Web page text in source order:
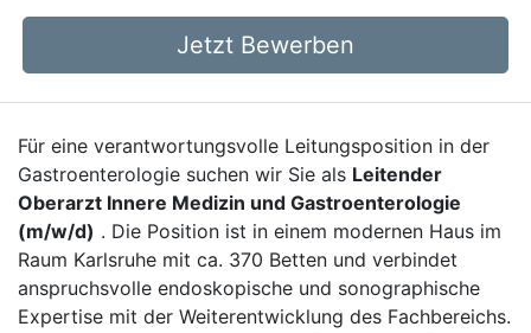
Jetzt Bewerben
Für eine verantwortungsvolle Leitungsposition in der
Gastroenterologie suchen wir Sie als Leitender
Oberarzt Innere Medizin und Gastroenterologie
(m/w/d) . Die Position ist in einem modernen Haus im
Raum Karlsruhe mit ca. 370 Betten und verbindet
anspruchsvolle endoskopische und sonographische
Expertise mit der Weiterentwicklung des Fachbereichs.